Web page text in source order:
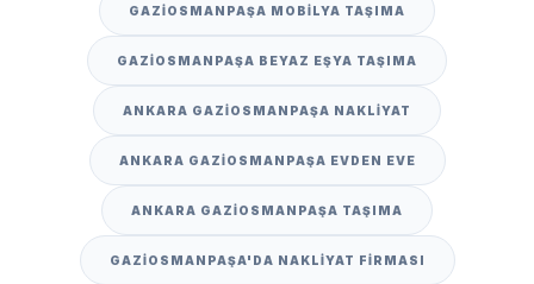
GAZIOSMANPAŞA MOBILYA TAŞIMA
GAZIOSMANPAŞA BEYAZ EŞYA TAŞIMA
ANKARA GAZIOSMANPAŞA NAKLIYAT
ANKARA GAZIOSMANPAŞA EVDEN EVE
ANKARA GAZIOSMANPAŞA TAŞIMA
GAZIOSMANPAŞA'DA NAKLIYAT FIRMASI